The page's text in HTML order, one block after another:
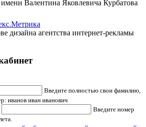
Валентина Яковлевича Курбатова
дизайна агентства интернет-рекламы
Введите полностью свои фамилию,
иванов иван иванович
Введите номер